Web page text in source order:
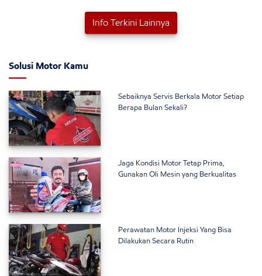
Info Terkini Lainnya
Solusi Motor Kamu
Sebaiknya Servis Berkala Motor Setiap
Berapa Bulan Sekali?
Jaga Kondisi Motor Tetap Prima,
Gunakan Oli Mesin yang Berkualitas
Perawatan Motor Injeksi Yang Bisa
Dilakukan Secara Rutin